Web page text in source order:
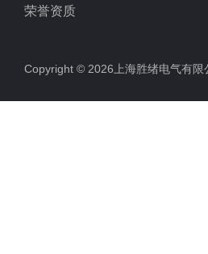
荣誉资质
Copyright © 2026上海胜绪电气有